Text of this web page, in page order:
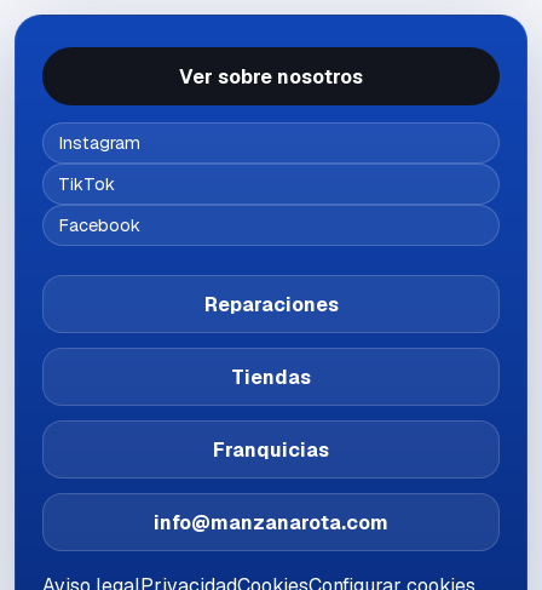
Ver sobre nosotros
Instagram
TikTok
Facebook
Reparaciones
Tiendas
Franquicias
info@manzanarota.com